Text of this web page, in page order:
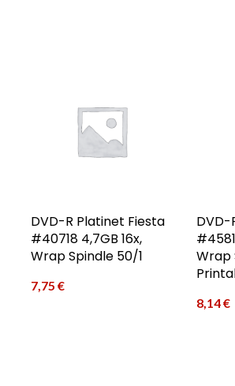
DVD-R Platinet Fiesta
#40718 4,7GB 16x,
Wrap Spindle 50/1
7,75 €
DVD-
Wrap
8,14€